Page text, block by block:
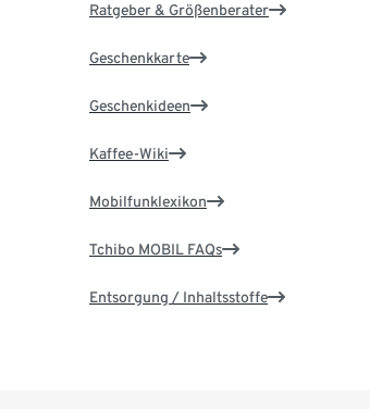
Ratgeber & Größenberater
Geschenkkarte
Geschenkideen
Kaffee-Wiki
Mobilfunklexikon
Tchibo MOBIL FAQs
Entsorgung / Inhaltsstoffe